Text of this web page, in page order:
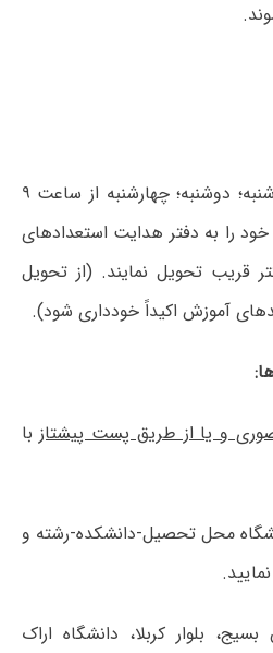
روزهای شنبه؛ دوشنبه؛ چهارشنبه از ساعت ۹
خود را به دفتر هدایت استعدادهای
قریب تحویل نمایند. (از تحویل
آموزش اکیداً خودداری شود).
و یا از طریق پست پیشتازبا
محل تحصیل-دانشکده-رشته و
بلوار کربلا، دانشگاه اراک